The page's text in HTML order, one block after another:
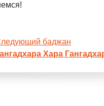
баджан
Хара